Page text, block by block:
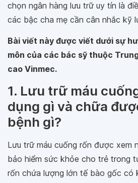
chọn ngân hàng lưu trữ uy tín là
các bậc cha mẹ cần cân nhắc kỹ
Bài viết này được viết dưới sự
môn của các bác sỹ thuộc
cao Vinmec.
1. Lưu trữ máu
dụng gì và chữa
bệnh gì?
Lưu trữ máu cuống rốn được xem
bảo hiểm sức khỏe cho trẻ trong
rốn chứa lượng lớn tế bào gốc có